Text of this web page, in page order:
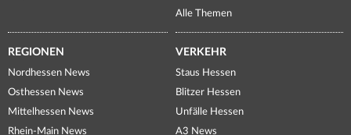
Alle Themen
REGIONEN
Nordhessen News
Osthessen News
Mittelhessen News
Rhein-Main News
VERKEHR
Staus Hessen
Blitzer Hessen
Unfälle Hessen
A3 News